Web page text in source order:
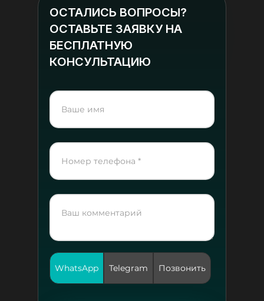
ОСТАЛИСЬ ВОПРОСЫ?
ОСТАВЬТЕ ЗАЯВКУ НА
БЕСПЛАТНУЮ
КОНСУЛЬТАЦИЮ
WhatsApp Telegram Позвонить